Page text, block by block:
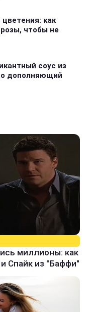
как
чтобы не
соус из
дополняющий
миллионы: как
Спайк из "Баффи"